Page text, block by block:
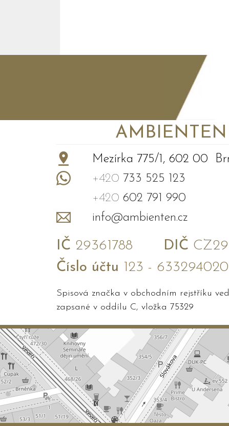
AMBIENTEN
Mezírka 775/1, 602 00
+420 733 525 123
+420 602 791 990
info@ambienten.cz
IČ 29361788 DIČ
Číslo účtu 123 -
Spisová značka v obchodním rejstříku
zapsané v oddílu C, vložka 75329